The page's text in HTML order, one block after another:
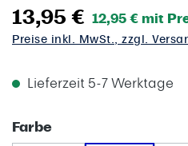
13,95 € 12,95 € mit
Preise inkl. MwSt., zzgl.
Lieferzeit 5-7 Werktage
Farbeauswählen